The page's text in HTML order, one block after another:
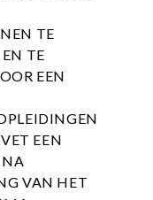
TE
TE
EEN
EEN
NA
VAN HET